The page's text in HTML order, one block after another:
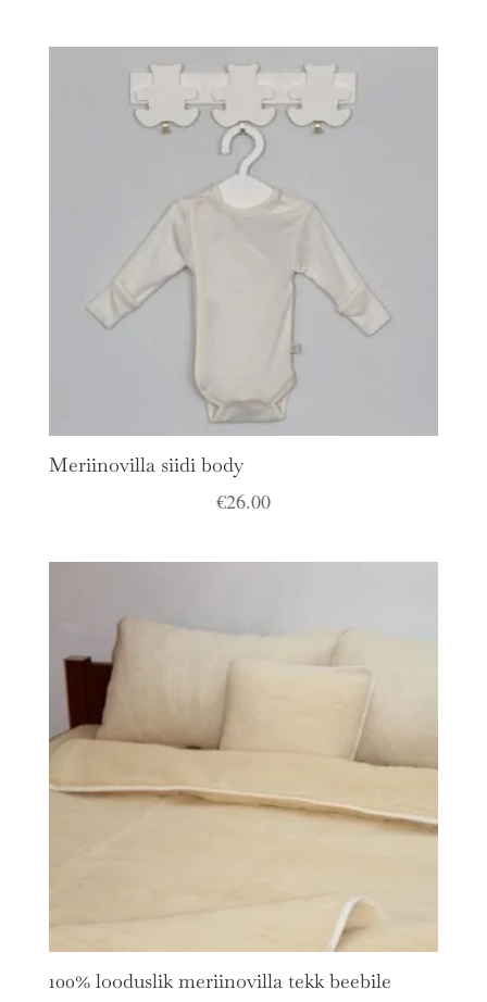
Meriinovilla siidi body
€26.00
100% looduslik meriinovilla tekk beebile